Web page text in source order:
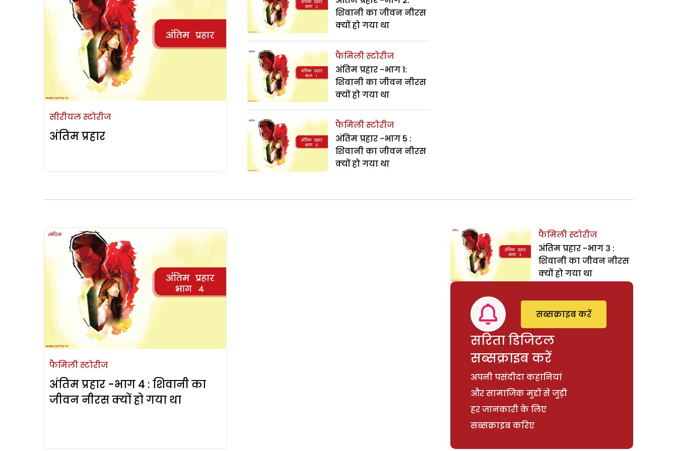
सीरीयल स्टोरीज
अंतिम प्रहार
शिवानी का जीवन नीरस
क्यों हो गया था
फैमिली स्टोरीज
अंतिम प्रहार -भाग 1:
शिवानी का जीवन नीरस
क्यों हो गया था
फैमिली स्टोरीज
अंतिम प्रहार -भाग 5 :
शिवानी का जीवन नीरस
क्यों हो गया था
फैमिली स्टोरीज
अंतिम प्रहार -भाग 4 : शिवानी का
जीवन नीरस क्यों हो गया था
फैमिली स्टोरीज
अंतिम प्रहार -भाग 3 :
शिवानी का जीवन नीरस
क्यों हो गया था
सरिता डिजिटल
सब्सक्राइब करें
अपनी पसंदीदा कहानियां
और सामाजिक मुद्दों से जुड़ी
हर जानकारी के लिए
सब्सक्राइब करिए
सब्सक्राइब करें